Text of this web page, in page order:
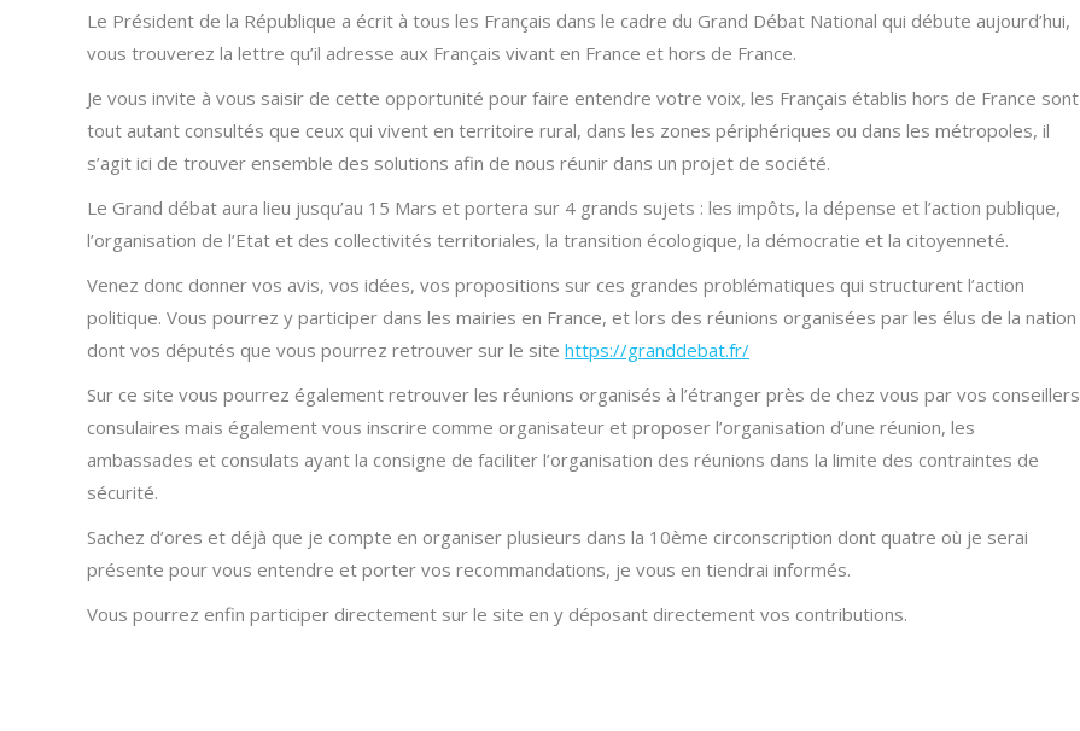
Le Président de la République a écrit à tous les Français dans le cadre du Grand Débat National qui débute aujourd’hui,
vous trouverez la lettre qu’il adresse aux Français vivant en France et hors de France.
Je vous invite à vous saisir de cette opportunité pour faire entendre votre voix, les Français établis hors de France sont
tout autant consultés que ceux qui vivent en territoire rural, dans les zones périphériques ou dans les métropoles, il
s’agit ici de trouver ensemble des solutions afin de nous réunir dans un projet de société.
Le Grand débat aura lieu jusqu’au 15 Mars et portera sur 4 grands sujets : les impôts, la dépense et l’action publique,
l’organisation de l’Etat et des collectivités territoriales, la transition écologique, la démocratie et la citoyenneté.
Venez donc donner vos avis, vos idées, vos propositions sur ces grandes problématiques qui structurent l’action
politique. Vous pourrez y participer dans les mairies en France, et lors des réunions organisées par les élus de la nation
dont vos députés que vous pourrez retrouver sur le site https://granddebat.fr/
Sur ce site vous pourrez également retrouver les réunions organisés à l’étranger près de chez vous par vos conseillers
consulaires mais également vous inscrire comme organisateur et proposer l’organisation d’une réunion, les
ambassades et consulats ayant la consigne de faciliter l’organisation des réunions dans la limite des contraintes de
sécurité.
Sachez d’ores et déjà que je compte en organiser plusieurs dans la 10ème circonscription dont quatre où je serai
présente pour vous entendre et porter vos recommandations, je vous en tiendrai informés.
Vous pourrez enfin participer directement sur le site en y déposant directement vos contributions.